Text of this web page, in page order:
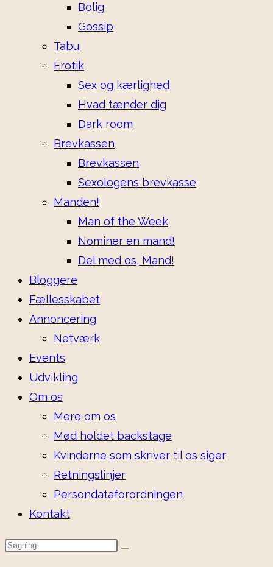
Bolig
Gossip
Tabu
Erotik
Sex og kærlighed
Hvad tænder dig
Dark room
Brevkassen
Brevkassen
Sexologens brevkasse
Manden!
Man of the Week
Nominer en mand!
Del med os, Mand!
Bloggere
Fællesskabet
Annoncering
Netværk
Events
Udvikling
Om os
Mere om os
Mød holdet backstage
Kvinderne som skriver til os siger
Retningslinjer
Persondataforordningen
Kontakt